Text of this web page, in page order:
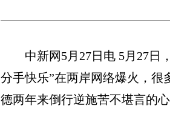
中新网5月27日电 5月27日，
分手快乐”在两岸网络爆火，很
德两年来倒行逆施苦不堪言的